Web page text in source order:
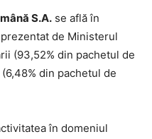
S.A. se află în
de Ministerul
(93,52% din pachetul de
din pachetul de
în domeniul